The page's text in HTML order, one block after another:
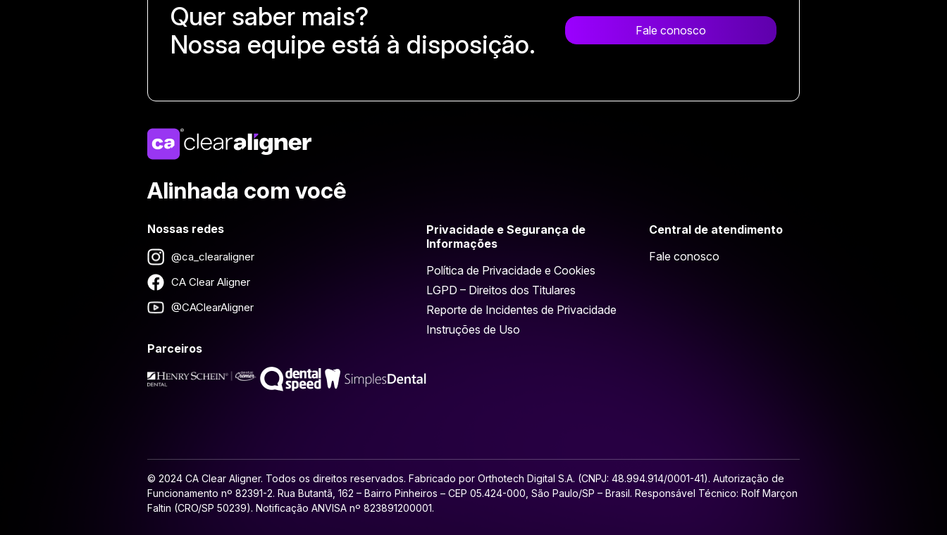
Quer saber mais?
Nossa equipe está à disposição.
Fale conosco
Alinhada com você
Nossas redes
@ca_clearaligner
CA Clear Aligner
@CAClearAligner
Parceiros
Privacidade e Segurança de
Informações
Política de Privacidade e Cookies
LGPD – Direitos dos Titulares
Reporte de Incidentes de Privacidade
Instruções de Uso
Central de atendimento
Fale conosco
© 2024 CA Clear Aligner. Todos os direitos reservados. Fabricado por Orthotech Digital S.A. (CNPJ: 48.994.914/0001-41). Autorização de
Funcionamento nº 82391-2. Rua Butantã, 162 – Bairro Pinheiros – CEP 05.424-000, São Paulo/SP – Brasil. Responsável Técnico: Rolf Marçon
Faltin (CRO/SP 50239). Notificação ANVISA nº 823891200001.